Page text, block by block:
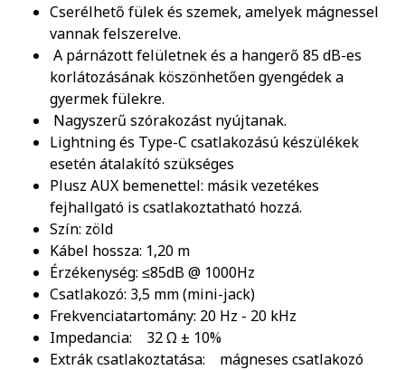
Cserélhető fülek és szemek, amelyek mágnessel
vannak felszerelve.
A párnázott felületnek és a hangerő 85 dB-es
korlátozásának köszönhetően gyengédek a
gyermek fülekre.
Nagyszerű szórakozást nyújtanak.
Lightning és Type-C csatlakozású készülékek
esetén átalakító szükséges
Plusz AUX bemenettel: másik vezetékes
fejhallgató is csatlakoztatható hozzá.
Szín: zöld
Kábel hossza: 1,20 m
Érzékenység: ≤85dB @ 1000Hz
Csatlakozó: 3,5 mm (mini-jack)
Frekvenciatartomány: 20 Hz - 20 kHz
Impedancia: 32 Ω ± 10%
Extrák csatlakoztatása: mágneses csatlakozó